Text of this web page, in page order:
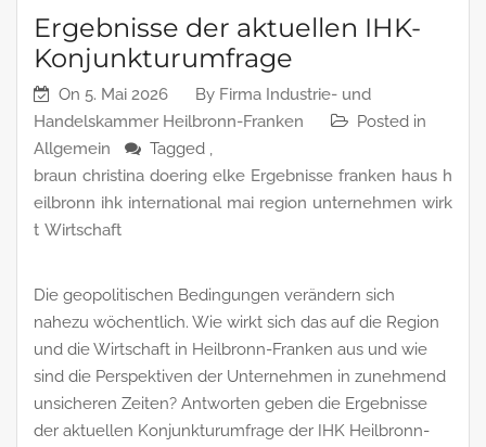
Ergebnisse der aktuellen IHK-
Konjunkturumfrage
On 5. Mai 2026 By Firma Industrie- und
Handelskammer Heilbronn-Franken
Posted in
Allgemein
Tagged ,
braun christina doering elke Ergebnisse franken haus h
eilbronn ihk international mai region unternehmen wirk
t Wirtschaft
Die geopolitischen Bedingungen verändern sich
nahezu wöchentlich. Wie wirkt sich das auf die Region
und die Wirtschaft in Heilbronn-Franken aus und wie
sind die Perspektiven der Unternehmen in zunehmend
unsicheren Zeiten? Antworten geben die Ergebnisse
der aktuellen Konjunkturumfrage der IHK Heilbronn-